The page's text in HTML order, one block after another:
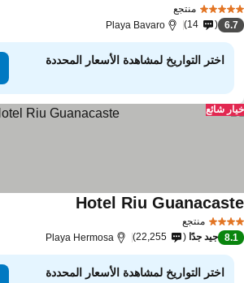
منتجع
6.7
14
Playa Bavaro
اختر التواريخ لمشاهدة الأسعار المحددة
شائع
منتجع
Hotel Riu
8.1 جيد جدًا 22,255
Playa Hermosa
اختر التواريخ لمشاهدة الأسعار المحددة